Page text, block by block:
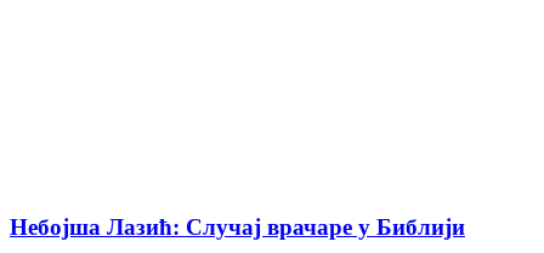
Небојша Лазић: Случај врачаре у Библији